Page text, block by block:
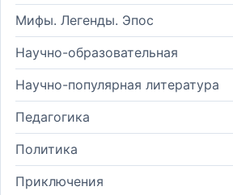
Мифы. Легенды. Эпос
Научно-образовательная
Научно-популярная литература
Педагогика
Политика
Приключения